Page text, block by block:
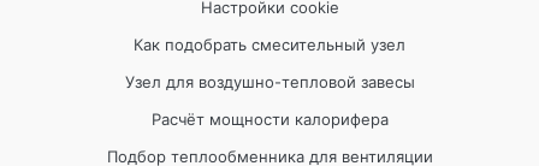
Настройки cookie
Как подобрать смесительный узел
Узел для воздушно-тепловой завесы
Расчёт мощности калорифера
Подбор теплообменника для вентиляции